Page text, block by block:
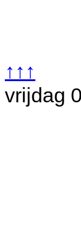
↑↑↑
vrijdag